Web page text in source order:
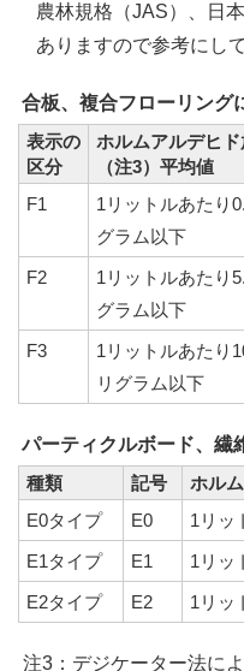
農林規格（JAS）、日
ありますので参考にし
合板、複合フローリング
表示の
区分
ホルムアルデヒ
（注3）平均値
F1
1リットルあたり
グラム以下
F2
1リットルあたり
グラム以下
F3
1リットルあたり
リグラム以下
パーティクルボード、繊
種類
記号
ホル
E0タイプ
E0
1リッ
E1タイプ
E1
1リッ
E2タイプ
E2 1リッ
注3：デジケーター法に